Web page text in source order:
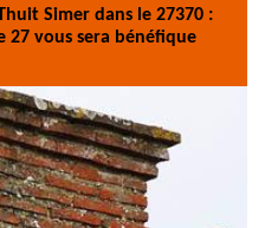
Simer dans le 27370 :
27 vous sera bénéfique